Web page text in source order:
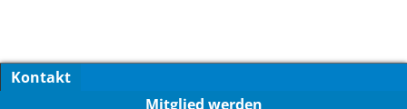
Kontakt
Mitglied werden